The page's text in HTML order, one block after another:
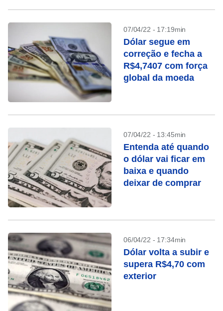
07/04/22 - 17:19min
Dólar segue em
correção e fecha a
R$4,7407 com força
global da moeda
07/04/22 - 13:45min
Entenda até quando
o dólar vai ficar em
baixa e quando
deixar de comprar
06/04/22 - 17:34min
Dólar volta a subir e
supera R$4,70 com
exterior